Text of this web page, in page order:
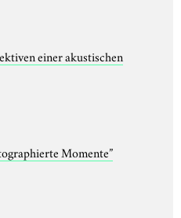
einer akustischen
Momente”